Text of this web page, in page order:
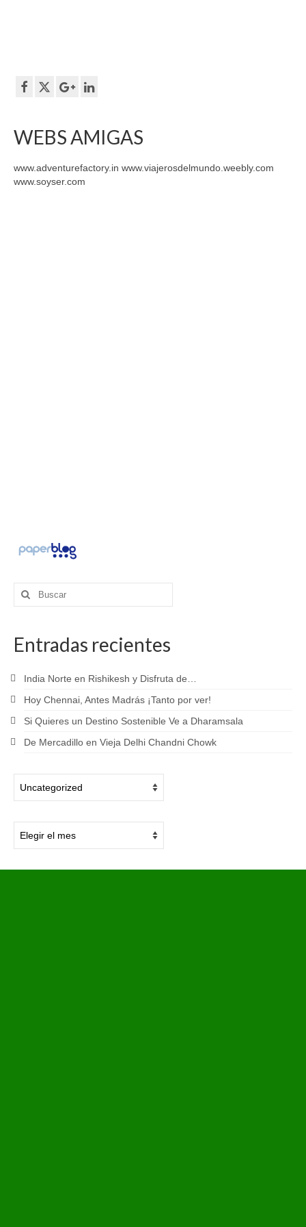
WEBS AMIGAS
www.adventurefactory.in www.viajerosdelmundo.weebly.com
www.soyser.com
Buscar
por:
Entradas recientes
India Norte en Rishikesh y Disfruta de…
Hoy Chennai, Antes Madrás ¡Tanto por ver!
Si Quieres un Destino Sostenible Ve a Dharamsala
De Mercadillo en Vieja Delhi Chandni Chowk